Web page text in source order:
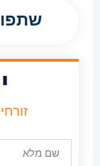
שתפו